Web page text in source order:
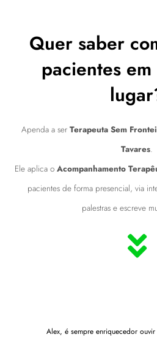
Quer saber
pacientes
Apenda a ser Terapeuta Sem
Tavares.
Ele aplica o Acompanhamento
pacientes de forma presencial, via
palestras e escreve
Alex, é sempre enriquecedor ouvir